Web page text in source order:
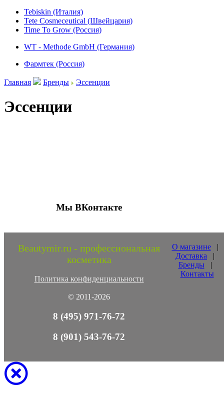
Tebiskin (Италия)
Tete Cosmeceutical (Швейцария)
Time To Grow (Россия)
WT - Methode GmbH (Германия)
Фармтек (Россия)
Главная Бренды Эссенции
Эссенции
Мы ВКонтакте
Beautymir.ru - профессиональная
косметика
Политика конфиденциальности
© 2011-2026
О магазине|
Доставка |
Бренды |
Контакты
8 (495) 971-76-72
8 (901) 543-76-72